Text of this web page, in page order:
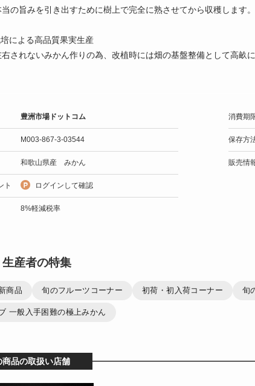
の旨みを引き出すために樹上で完全に熟させてから収穫します。
による高品質果実生産
されないみかん作りの為、改植時には畑の基盤整備として高畝に
豊洲市場ドットコム
M003-867-3-03544
和歌山県産 みかん
ト ログインして確認
8%軽減税率
消費期
保存方
販売情
生産者の特集
商品 旬のフルーツコーナー 初荷・初入荷コーナー 旬
一般入手困難の極上みかん
商品の取扱い店舗